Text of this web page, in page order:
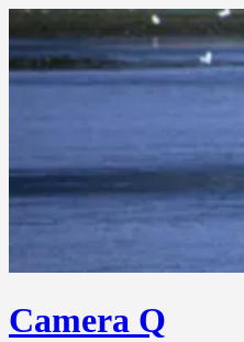
Camera Q